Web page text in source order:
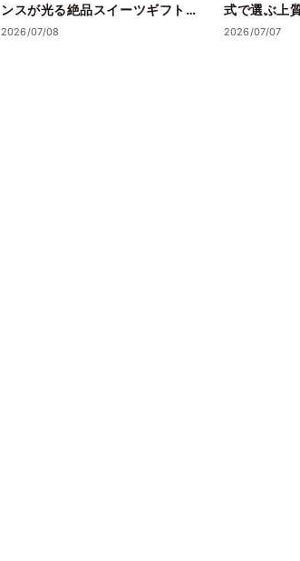
ンスが光る絶品スイーツギフトと
失敗しない選び方
2026/07/08
式で選ぶ上
2026/07/07